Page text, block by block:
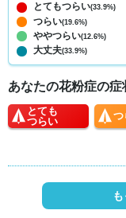
とてもつらい(33.9%)
つらい(19.6%)
ややつらい(12.6%)
大丈夫(33.9%)
あなたの花粉症の症
とても
つらい
つ